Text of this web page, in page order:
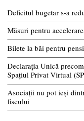
Deficitul bugetar s-a
Măsuri pentru
Bilete la băi pentru
Declarația Unică
Spațiul Privat Virtual
Asociații nu pot ieși
fiscului